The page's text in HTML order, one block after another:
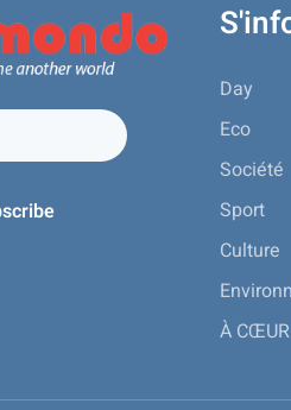
Day
Eco
Société
Sport
Culture
À